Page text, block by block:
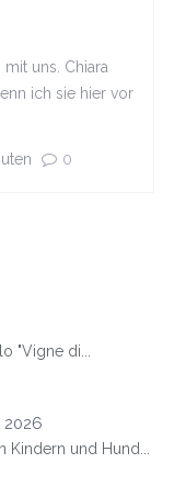
uns. Chiara
ich sie hier vor
0
"Vigne di...
2026
Kindern und Hund...